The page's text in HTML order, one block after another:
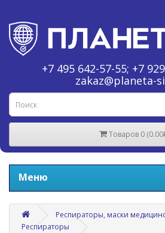
+7 495 642-57-55; +7
zakaz@planeta-
Товаров 0
Меню
Респираторы, маски
Респираторы